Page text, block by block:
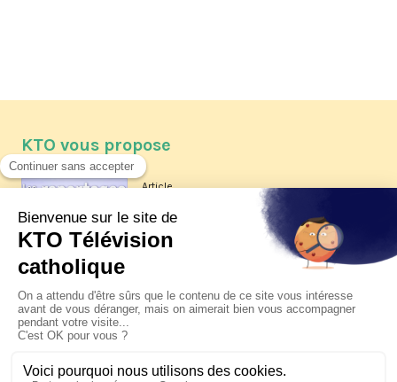
KTO vous propose
Article
Les reportages d'été 2026 de KTO
La visite pastorale du pape Léon
XIV à Assise à suivre sur KTO le
jeudi 6 août
Le pape en Uruguay, Argentine et